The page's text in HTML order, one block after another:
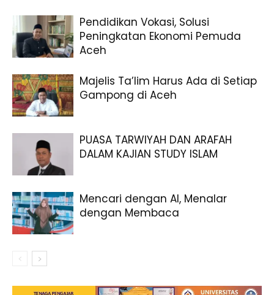
Pendidikan Vokasi, Solusi
Peningkatan Ekonomi Pemuda
Aceh
Majelis Ta’lim Harus Ada di Setiap
Gampong di Aceh
PUASA TARWIYAH DAN ARAFAH
DALAM KAJIAN STUDY ISLAM
Mencari dengan AI, Menalar
dengan Membaca